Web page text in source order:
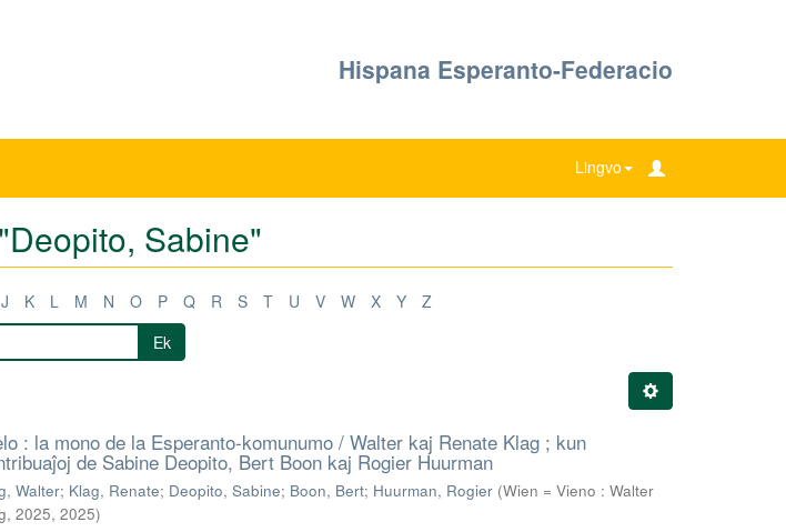
Hispana Esperanto-Federacio
Lingvo
Sabine"
J K L M N O P Q R S T U V W X Y
Z
Ek
: la mono de la Esperanto-komunumo / Walter kaj Renate Klag ; kun
de Sabine Deopito, Bert Boon kaj Rogier Huurman
Walter; Klag, Renate; Deopito, Sabine; Boon, Bert; Huurman, Rogier (Wien = Vieno : Walter
2025, 2025)